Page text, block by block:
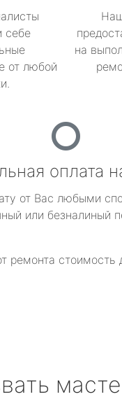
себе
от любой
на
оплата
от Вас любыми
или безналиный
ремонта стоимость